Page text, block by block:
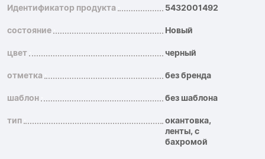
Идентификатор продукта 5432001492
состояние Новый
цвет черный
отметка без бренда
шаблон без шаблона
тип
окантовка,
ленты, с
бахромой